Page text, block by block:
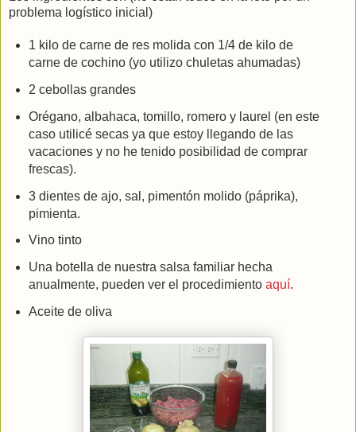
problema logístico inicial)
1 kilo de carne de res molida con 1/4 de kilo de
carne de cochino (yo utilizo chuletas ahumadas)
2 cebollas grandes
Orégano, albahaca, tomillo, romero y laurel (en este
caso utilicé secas ya que estoy llegando de las
vacaciones y no he tenido posibilidad de comprar
frescas).
3 dientes de ajo, sal, pimentón molido (páprika),
pimienta.
Vino tinto
Una botella de nuestra salsa familiar hecha
anualmente, pueden ver el procedimiento aquí.
Aceite de oliva